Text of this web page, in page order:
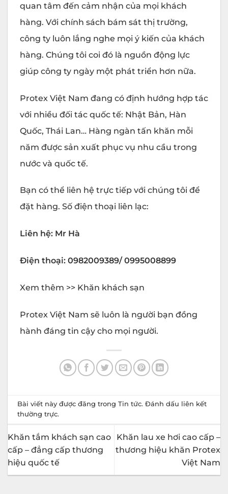
quan tâm đến cảm nhận của mọi khách
hàng. Với chính sách bám sát thị trường,
công ty luôn lắng nghe mọi ý kiến của khách
hàng. Chúng tôi coi đó là nguồn động lực
giúp công ty ngày một phát triển hơn nữa.
Protex Việt Nam đang có định hướng hợp tác
với nhiều đối tác quốc tế: Nhật Bản, Hàn
Quốc, Thái Lan… Hàng ngàn tấn khăn mỗi
năm được sản xuất phục vụ nhu cầu trong
nước và quốc tế.
Bạn có thể liên hệ trực tiếp với chúng tôi để
đặt hàng. Số điện thoại liên lạc:
Liên hệ: Mr Hà
Điện thoại: 0982009389/ 0995008899
Xem thêm >> Khăn khách sạn
Protex Việt Nam sẽ luôn là người bạn đồng
hành đáng tin cậy cho mọi người.
Bài viết này được đăng trongTin tức. Đánh dấu liên kết
thường trực.
Khăn tắm khách sạn cao
cấp – đẳng cấp thương
hiệu quốc tế
Khăn lau xe hơi cao cấp –
thương hiệu khăn Protex
Việt Nam